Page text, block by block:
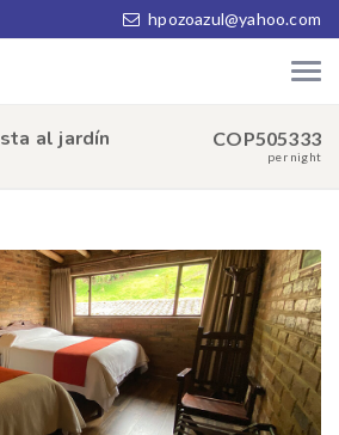
hpozoazul@yahoo.com
al jardín COP505333
per night